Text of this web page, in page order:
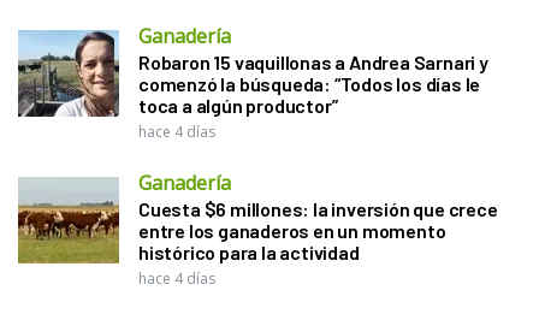
Ganadería
Robaron 15 vaquillonas a Andrea Sarnari y
comenzó la búsqueda: “Todos los días le
toca a algún productor”
hace 4 días
Ganadería
Cuesta $6 millones: la inversión que crece
entre los ganaderos en un momento
histórico para la actividad
hace 4 días